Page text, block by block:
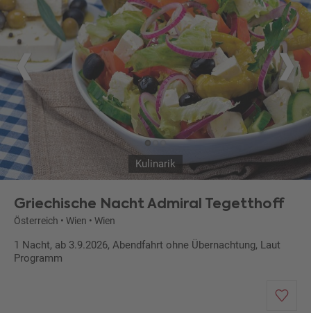
Kulinarik
Griechische Nacht Admiral Tegetthoff
Österreich • Wien • Wien
1 Nacht, ab 3.9.2026, Abendfahrt ohne Übernachtung, Laut
Programm